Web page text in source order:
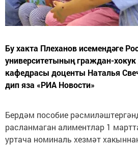
Бу хакта Плеханов исемендәге
университетының граждан-
кафедрасы доценты Наталья
дип яза «РИА Новости»
Бердәм пособие
расланмаган алиментлар 1
уртача номиналь хезмәт